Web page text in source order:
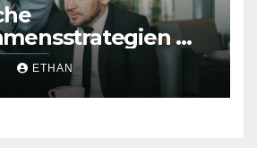
mit
Wirkung
ETHAN